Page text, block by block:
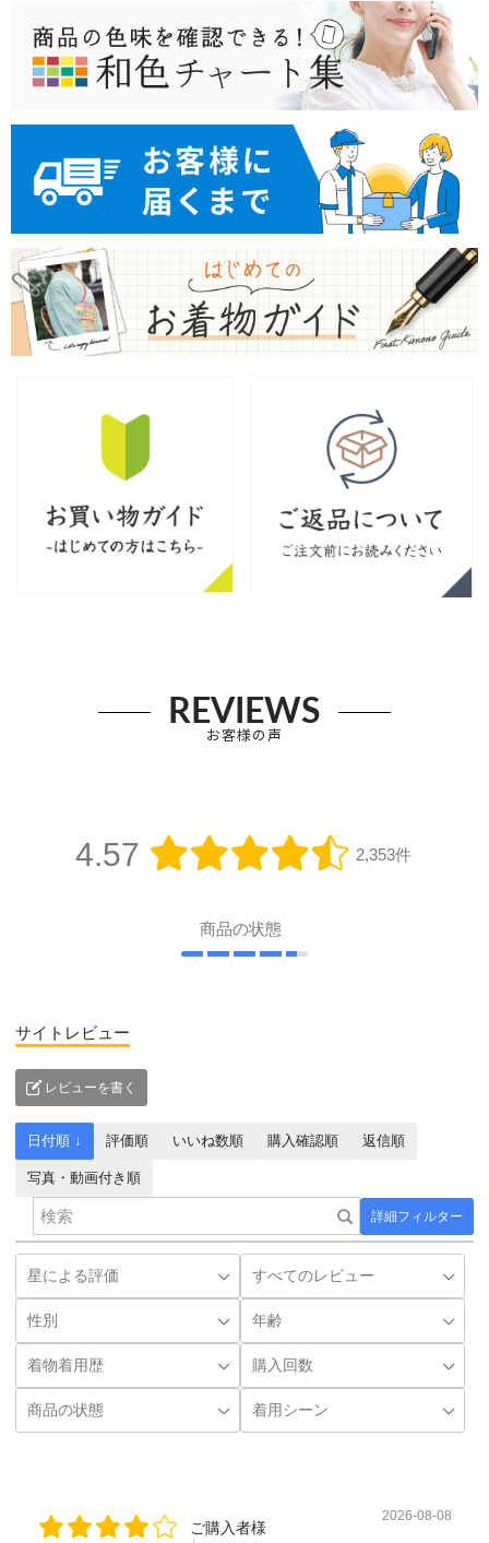
REVIEWS
お客様の声
4.57 2,353件
商品の状態
サイトレビュー
レビューを書く
詳細フィルター
日付順 ↓ 評価順 いいね数順 購入確認順 返信順
写真・動画付き順
ご購入者様
2026-08-08